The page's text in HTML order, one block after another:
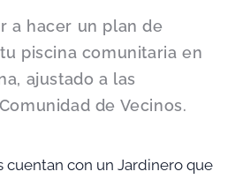
a hacer un plan de
piscina comunitaria en
ajustado a las
de Vecinos.
cuentan con un Jardinero que